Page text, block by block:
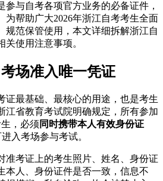
参与自考各项官方业务的必备证件，
为帮助广大2026年浙江自考考生全面
规范保管使用，本文详细拆解浙江自
使用注意事项。
场准入唯一凭证
证最基础、最核心的用途，也是考生
江省教育考试院明确规定，所有参加
，必须 同时携带本人有效身份证
进入考场参与考试。
准考证上的考生照片、姓名、身份证
本人、身份证件是否一致，信息不